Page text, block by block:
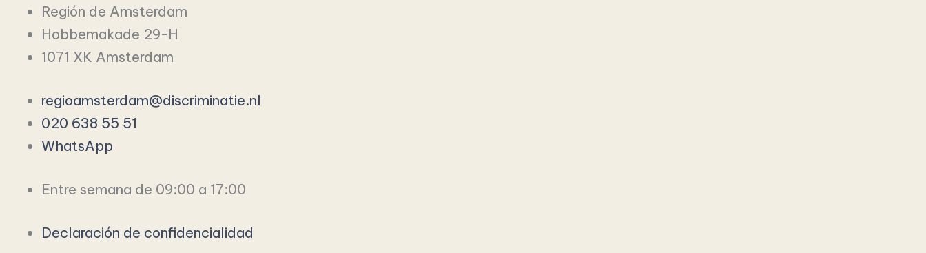
Región de Amsterdam
Hobbemakade 29-H
1071 XK Amsterdam
regioamsterdam@discriminatie.nl
020 638 55 51
WhatsApp
Entre semana de 09:00 a 17:00
Declaración de confidencialidad